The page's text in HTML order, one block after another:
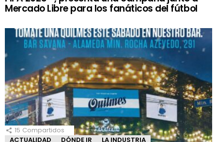
Mercado Libre para los fanáticos del fútbol
15 Compartidos
ACTUALIDAD
DÓNDE IR LA INDUSTRIA